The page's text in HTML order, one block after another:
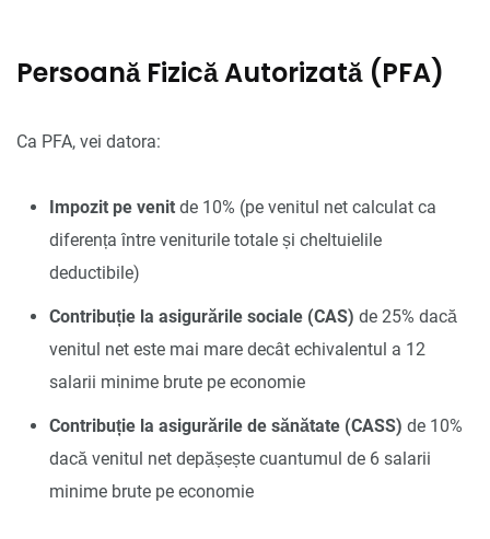
Persoană Fizică Autorizată (PFA)
Ca PFA, vei datora:
Impozit pe venit de 10% (pe venitul net calculat ca
diferența între veniturile totale și cheltuielile
deductibile)
Contribuție la asigurările sociale (CAS) de 25% dacă
venitul net este mai mare decât echivalentul a 12
salarii minime brute pe economie
Contribuție la asigurările de sănătate (CASS) de 10%
dacă venitul net depășește cuantumul de 6 salarii
minime brute pe economie